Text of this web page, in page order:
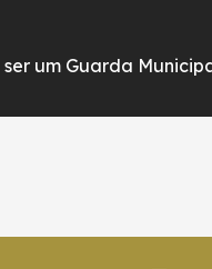
um Guarda